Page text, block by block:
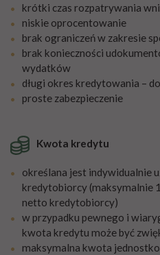
krótki czas rozpatrywania
niskie oprocentowanie
brak ograniczeń w zakresie
brak konieczności
wydatków
długi okres kredytowania –
proste zabezpieczenie
Kwota kredytu
określana jest indywidualnie
kredytobiorcy (maksymalnie
netto kredytobiorcy)
w przypadku pewnego i
kwota kredytu może być
maksymalna kwota